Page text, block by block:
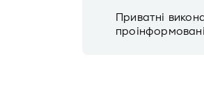
Приватні